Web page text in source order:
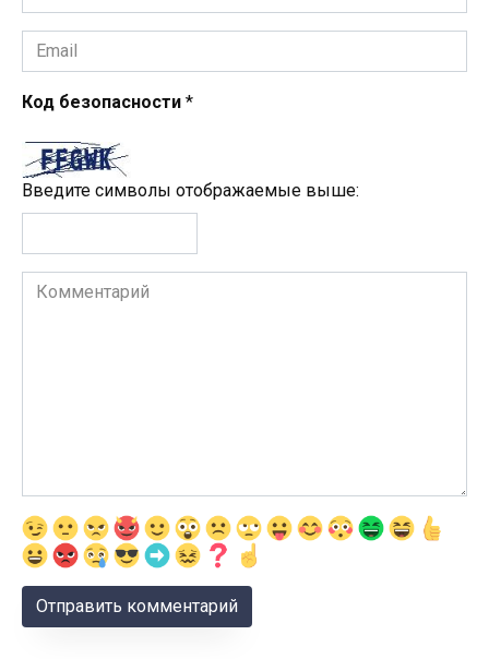
*
Email
*
Код безопасности *
Введите символы отображаемые выше:
Комментарий